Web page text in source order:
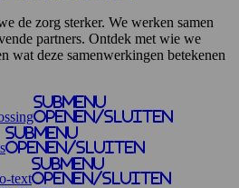
de zorg sterker. We werken samen
partners. Ontdek met wie we
wat deze samenwerkingen betekenen
Submenu
openen/sluiten
Submenu
openen/sluiten
text
Submenu
openen/sluiten